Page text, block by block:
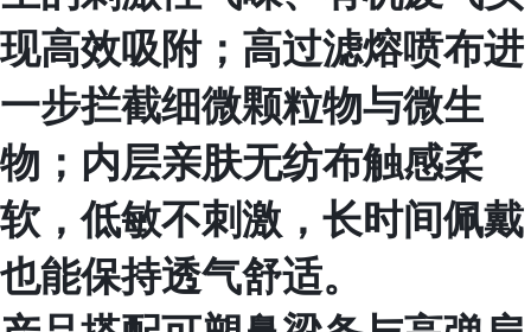
现高效吸附；高过滤熔喷布进
一步拦截细微颗粒物与微生
物；内层亲肤无纺布触感柔
软，低敏不刺激，长时间佩戴
也能保持透气舒适。